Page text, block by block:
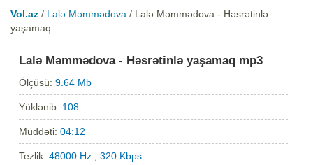
Vol.az / Lalə Məmmədova / Lalə Məmmədova - Həsrətinlə
yaşamaq
Lalə Məmmədova - Həsrətinlə yaşamaq mp3
Ölçüsü:9.64 Mb
Yüklənib: 108
Müddəti:04:12
Tezlik:48000 Hz , 320 Kbps